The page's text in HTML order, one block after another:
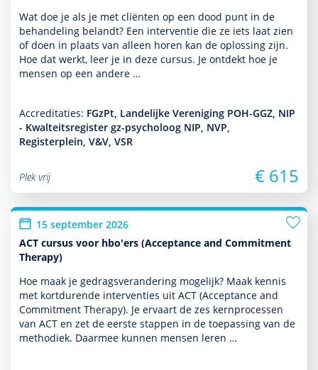
Wat doe je als je met cliënten op een dood punt in de
behan­del­ing belandt? Een inter­ventie die ze iets laat zien
of doen in plaats van alleen horen kan de oplos­sing zijn.
Hoe dat werkt, leer je in deze cursus. Je ontdekt hoe je
mensen op een andere …
Accreditaties: FGzPt, Landelijke Vereniging POH-GGZ, NIP
- Kwalteitsregister gz-psycholoog NIP, NVP,
Registerplein, V&V, VSR
Plek vrij € 615
15 september 2026
ACT cursus voor hbo'ers (Acceptance and Commitment
Therapy)
Hoe maak je gedragsveran­de­ring moge­lijk? Maak kennis
met kort­durende inter­venties uit ACT (Acceptance and
Commitment Therapy). Je ervaart de zes kernprocessen
van ACT en zet de eerste stappen in de toe­pas­sing van de
metho­diek. Daarmee kunnen mensen leren …